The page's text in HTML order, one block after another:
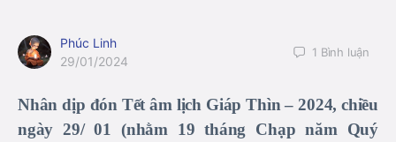
Phúc Linh
29/01/2024
1 Bình luận
Nhân dịp đón Tết âm lịch Giáp Thìn – 2024, chiều
ngày 29/ 01 (nhằm 19 tháng Chạp năm Quý